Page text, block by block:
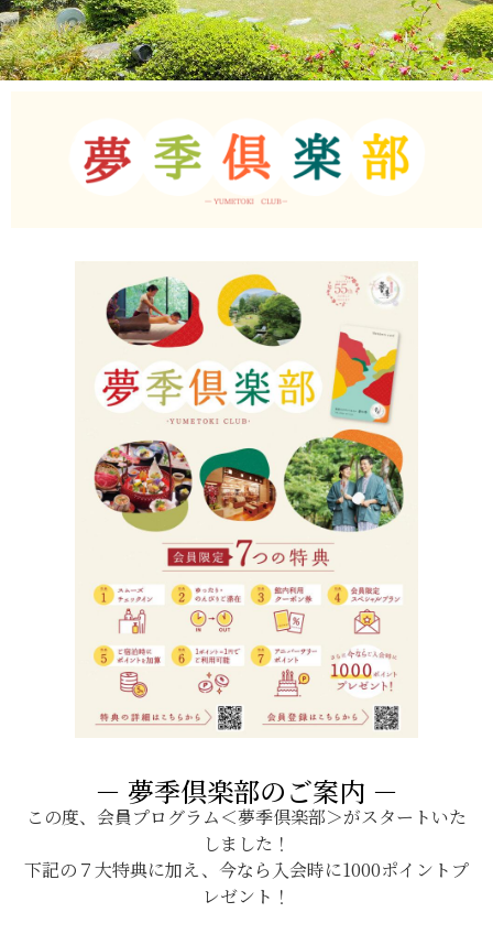
－ 夢季倶楽部のご案内 －
この度、会員プログラム＜夢季倶楽部＞がスタートいた
しました！
下記の７大特典に加え、今なら入会時に1000ポイントプ
レゼント！